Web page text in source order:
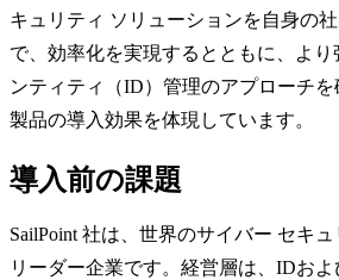
キュリティ ソリューションを自身の
で、効率化を実現するとともに、よ
ンティティ（ID）管理のアプローチを
製品の導入効果を体現しています。
導入前の課題
SailPoint 社は、世界のサイバー セキ
リーダー企業です。経営層は、IDお